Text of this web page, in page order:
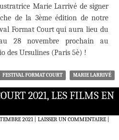
Marie Larrivé de signer
de la 3ème édition de notre
Format Court qui aura lieu du
28 novembre prochain au
des Ursulines (Paris 5è) !
FESTIVAL FORMAT COURT MARIE LARRIVÉ
2021, LES FILMS EN
2021 LAISSER UN COMMENTAIRE|